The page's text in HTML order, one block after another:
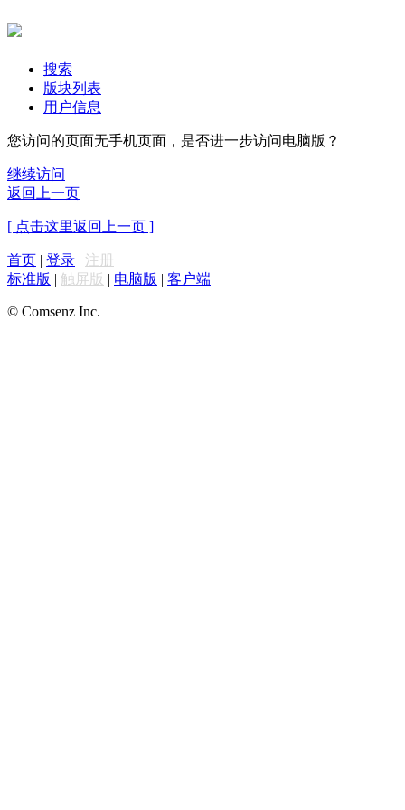
搜索
版块列表
用户信息
您访问的页面无手机页面，是否进一步访问电脑版？
继续访问
返回上一页
[ 点击这里返回上一页 ]
首页 | 登录 | 注册
标准版 | 触屏版 | 电脑版 | 客户端
© Comsenz Inc.